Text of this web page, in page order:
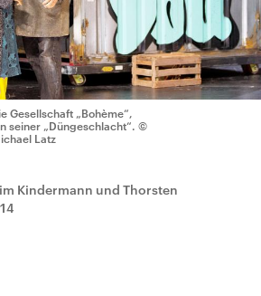
Gesellschaft „Bohème“,
seiner „Düngeschlacht“. ©
Latz
Kindermann und Thorsten